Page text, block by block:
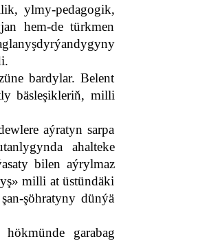
ylmy-pedagogik,
hem-de türkmen
bardylar. Belent
bäsleşikleriň, milli
aýratyn sarpa
ahalteke
bilen aýrylmaz
milli at üstündäki
şöhratyny dünýä
garabag